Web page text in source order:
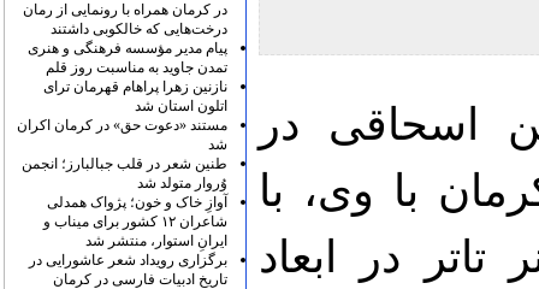
اسحاقی در
با وی، با
در ابعاد
در کرمان همراه با رونمایی از رمان
درخت‌هایی که خالکوبی داشتند
پیام مدیر مؤسسه فرهنگی و هنری
تمدن جاوید به مناسبت روز قلم
نازنین زهرا پراهام قهرمان ترای
اتلون استان شد
مستند «دعوت حق» در کرمان اکران
شد
طنین شعر در قلب جبالبارز؛ انجمن
وُروار متولد شد
آوازِ خاک و خون؛ پژواک همدلی
شاعران ۱۲ کشور برای میناب و
ایرانِ استوار، منتشر شد
برگزاری رویداد شعر عاشورایی در
تاریخ ادبیات فارسی در کرمان